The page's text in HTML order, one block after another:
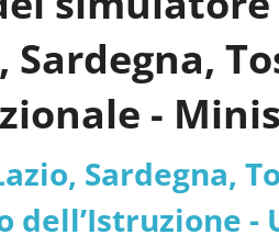
Sardegna,
-
Sardegna,
dell’Istruzione -